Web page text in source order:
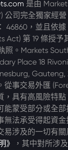
是由
公司完全獨家經
46860，並且依據
Act) 第 19 條授
照。Markets
Place 18
Gauteng,
從事交易外匯
，具有高風險特
能蒙受部分或全
無法承受得起資
易涉及的一切有
》 ，其中對所涉